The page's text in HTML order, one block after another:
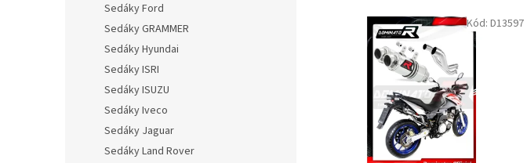
Sedáky Ford
Sedáky GRAMMER
Sedáky Hyundai
Sedáky ISRI
Sedáky ISUZU
Sedáky Iveco
Sedáky Jaguar
Sedáky Land Rover
Kód: D13597